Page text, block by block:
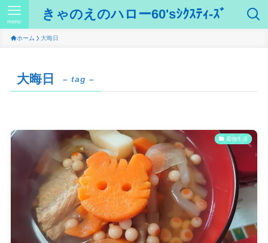
きゃのえのハロー60'sｼｸｽﾃｨ-ｽﾞ
menu
ホーム 大晦日
大晦日 – tag –
着物生活